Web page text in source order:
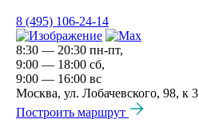
8 (495) 106-24-14
8:30 — 20:30 пн-пт,
9:00 — 18:00 сб,
9:00 — 16:00 вс
Москва, ул. Лобачевского, 98, к 3
Построить маршрут